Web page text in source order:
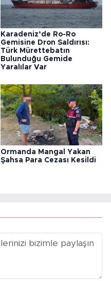
Karadeniz’de Ro-Ro
Gemisine Dron Saldırısı:
Türk Mürettebatın
Bulunduğu Gemide
Yaralılar Var
Ormanda Mangal Yakan
Şahsa Para Cezası Kesildi